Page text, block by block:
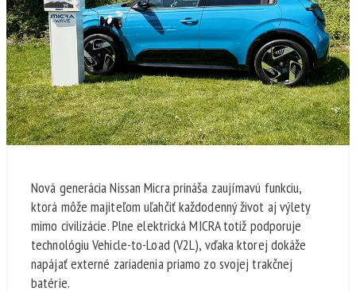
Nová generácia Nissan Micra prináša zaujímavú funkciu,
ktorá môže majiteľom uľahčiť každodenný život aj výlety
mimo civilizácie. Plne elektrická MICRA totiž podporuje
technológiu Vehicle-to-Load (V2L), vďaka ktorej dokáže
napájať externé zariadenia priamo zo svojej trakčnej
batérie.